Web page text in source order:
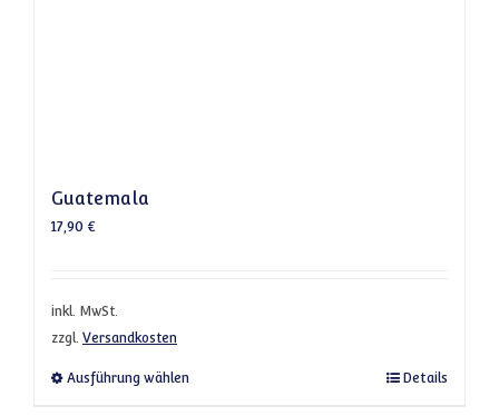
Guatemala
17,90 €
inkl. MwSt.
zzgl. Versandkosten
Ausführung wählen Dieses Produkt weist mehrere Varianten
Details